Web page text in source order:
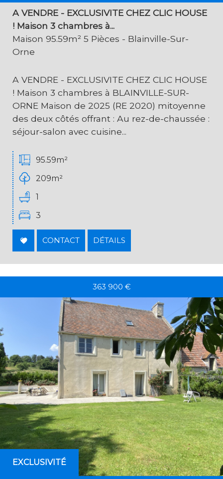
Piscine Parking Terrasse
A VENDRE - EXCLUSIVITE CHEZ CLIC HOUSE
! Maison 3 chambres à...
Maison 95.59m² 5 Pièces - Blainville-Sur-
Orne
A VENDRE - EXCLUSIVITE CHEZ CLIC HOUSE
! Maison 3 chambres à BLAINVILLE-SUR-
ORNE Maison de 2025 (RE 2020) mitoyenne
des deux côtés offrant : Au rez-de-chaussée :
séjour-salon avec cuisine...
95.59m²
209m²
1
3
CONTACT DÉTAILS
EXCLUSIVITÉ
363 900 €